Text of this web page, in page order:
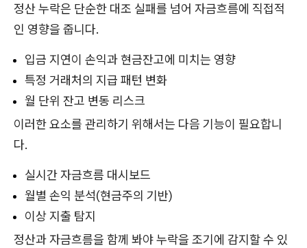
정산 누락은 단순한 대조 실패를 넘어 자금흐름에 직접적
인 영향을 줍니다.
입금 지연이 손익과 현금잔고에 미치는 영향
특정 거래처의 지급 패턴 변화
월 단위 잔고 변동 리스크
이러한 요소를 관리하기 위해서는 다음 기능이 필요합니
다.
실시간 자금흐름 대시보드
월별 손익 분석(현금주의 기반)
이상 지출 탐지
정산과 자금흐름을 함께 봐야 누락을 조기에 감지할 수 있